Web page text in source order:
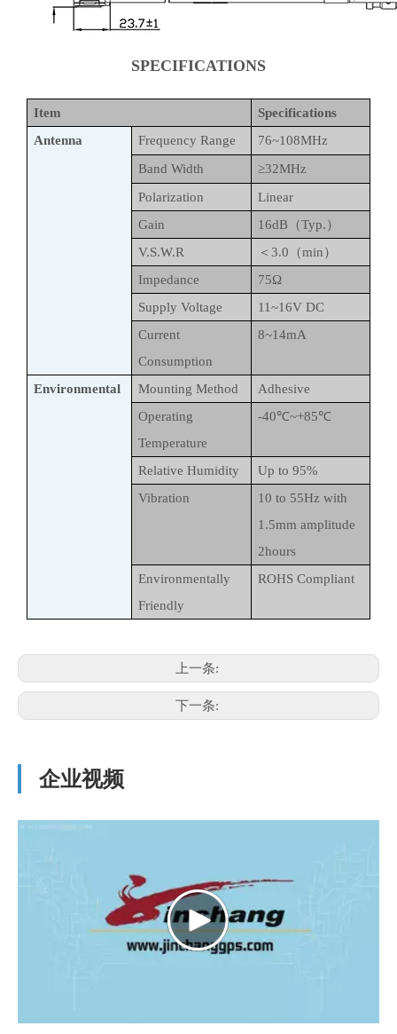
SPECIFICATIONS
Item
Specifications
Antenna
Frequency Range
76~108MHz
Band Width
≥32MHz
Polarization
Linear
Gain
16dB（Typ.）
V.S.W.R
＜3.0（min）
Impedance
75Ω
Supply Voltage
11~16V DC
Current
Consumption
8~14mA
Environmental Mounting Method
Adhesive
Operating
Temperature
-40℃~+85℃
Relative Humidity
Up to 95%
Vibration
10 to 55Hz with
1.5mm amplitude
2hours
Environmentally
Friendly
ROHS Compliant
上一条:
下一条:
企业视频